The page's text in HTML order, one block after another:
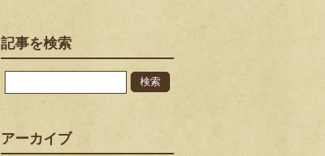
記事を検索
アーカイブ